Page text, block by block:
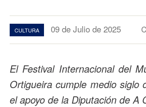
CULTURA 09 de Julio de 2025
El Festival Internacional del
Ortigueira cumple medio siglo
el apoyo de la Diputación de A